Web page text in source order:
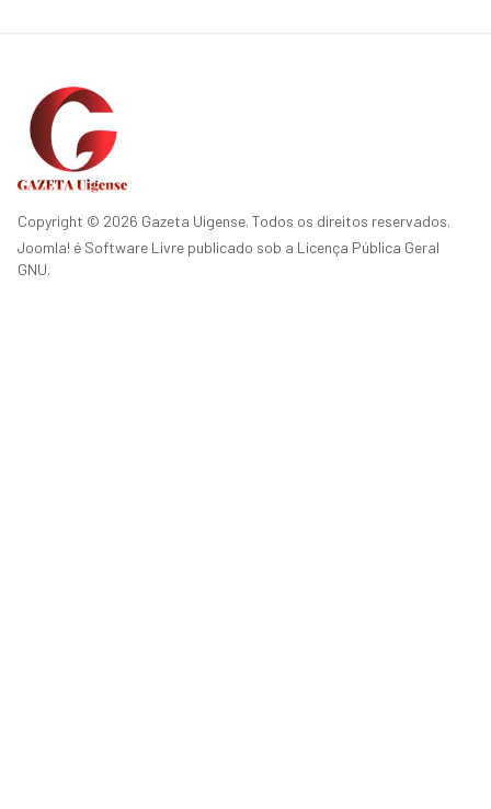
Copyright © 2026 Gazeta Uigense. Todos os direitos reservados.
Joomla! é Software Livre publicado sob a Licença Pública Geral
GNU.